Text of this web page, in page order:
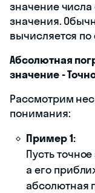
значение числа
значения.
вычисляется
Абсолютная
значение -
Рассмотрим
понимания:
Пример 1:
Пусть
а его
абсолютная